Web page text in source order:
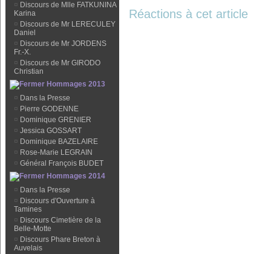
¤ Discours de Mlle FATKUNINA
Karina
¤ Discours de Mr LERECULEY
Daniel
¤ Discours de Mr JORDENS
Fr.-X.
¤ Discours de Mr GIRODO
Christian
Hommages 2013
¤ Dans la Presse
¤ Pierre GODENNE
¤ Dominique GRENIER
¤ Jessica GOSSART
¤ Dominique BAZELAIRE
¤ Rose-Marie LEGRAIN
¤ Général François BUDET
Hommages 2014
¤ Dans la Presse
¤ Discours d'Ouverture à
Tamines
¤ Discours Cimetière de la
Belle-Motte
¤ Discours Phare Breton à
Auvelais
Réactions à cet article